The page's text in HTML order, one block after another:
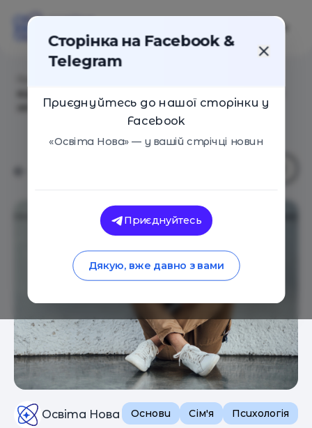
зв’язками
Освіта Нова Основи Сім'я Психологія
Сторінка на Facebook &
Telegram
Приєднуйтесь до нашої сторінки у
Facebook
«Освіта Нова» — у вашій стрічці новин
Приєднуйтесь
Дякую, вже давно з вами